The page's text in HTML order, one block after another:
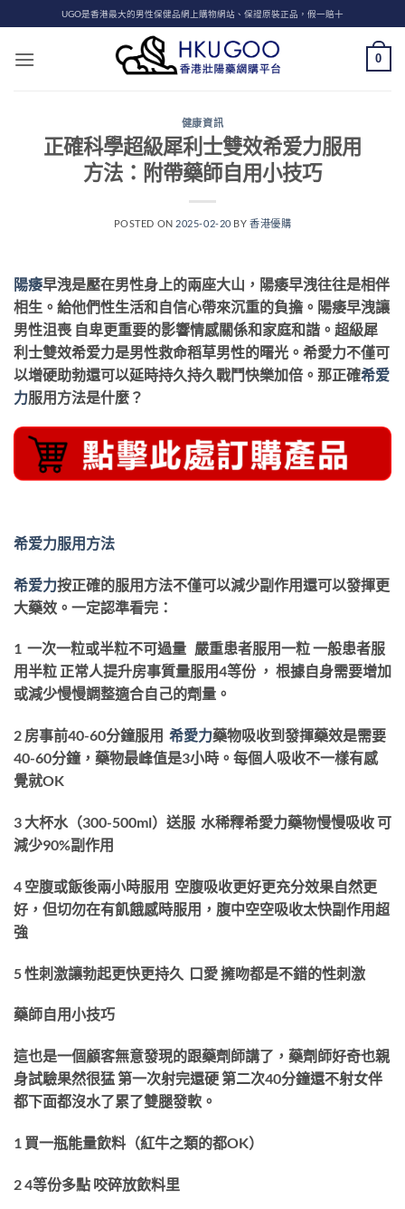
to
content
UGO是香港最大的男性保健品網上購物網站、保證原裝正品，假一賠十
0
健康資訊
正確科學超級犀利士雙效希爱力服用
方法：附帶藥師自用小技巧
POSTED ON 2025-02-20 BY香港優購
陽痿早洩是壓在男性身上的兩座大山，陽痿早洩往往是相伴
相生。給他們性生活和自信心帶來沉重的負擔。陽痿早洩讓
男性沮喪 自卑更重要的影響情感關係和家庭和諧。超級犀
利士雙效希爱力是男性救命稻草男性的曙光。希愛力不僅可
以增硬助勃還可以延時持久持久戰鬥快樂加倍。那正確希爱
力服用方法是什麼？
希爱力服用方法
希爱力按正確的服用方法不僅可以減少副作用還可以發揮更
大藥效。一定認準看完：
1 一次一粒或半粒不可過量 嚴重患者服用一粒 一般患者服
用半粒 正常人提升房事質量服用4等份 ， 根據自身需要增加
或減少慢慢調整適合自己的劑量。
2 房事前40-60分鐘服用 希愛力藥物吸收到發揮藥效是需要
40-60分鐘，藥物最峰值是3小時。每個人吸收不一樣有感
覺就OK
3 大杯水（300-500ml）送服 水稀釋希愛力藥物慢慢吸收 可
減少90%副作用
4 空腹或飯後兩小時服用 空腹吸收更好更充分效果自然更
好，但切勿在有飢餓感時服用，腹中空空吸收太快副作用超
強
5 性刺激讓勃起更快更持久 口愛 擁吻都是不錯的性刺激
藥師自用小技巧
這也是一個顧客無意發現的跟藥劑師講了，藥劑師好奇也親
身試驗果然很猛 第一次射完還硬 第二次40分鐘還不射女伴
都下面都沒水了累了雙腿發軟。
1 買一瓶能量飲料（紅牛之類的都OK）
2 4等份多點 咬碎放飲料里